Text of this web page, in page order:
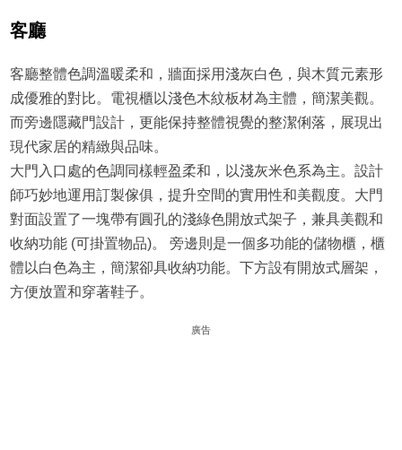
客廳
客廳整體色調溫暖柔和，牆面採用淺灰白色，與木質元素形
成優雅的對比。電視櫃以淺色木紋板材為主體，簡潔美觀。
而旁邊隱藏門設計，更能保持整體視覺的整潔俐落，展現出
現代家居的精緻與品味。
大門入口處的色調同樣輕盈柔和，以淺灰米色系為主。設計
師巧妙地運用訂製傢俱，提升空間的實用性和美觀度。大門
對面設置了一塊帶有圓孔的淺綠色開放式架子，兼具美觀和
收納功能 (可掛置物品)。 旁邊則是一個多功能的儲物櫃，櫃
體以白色為主，簡潔卻具收納功能。下方設有開放式層架，
方便放置和穿著鞋子。
廣告